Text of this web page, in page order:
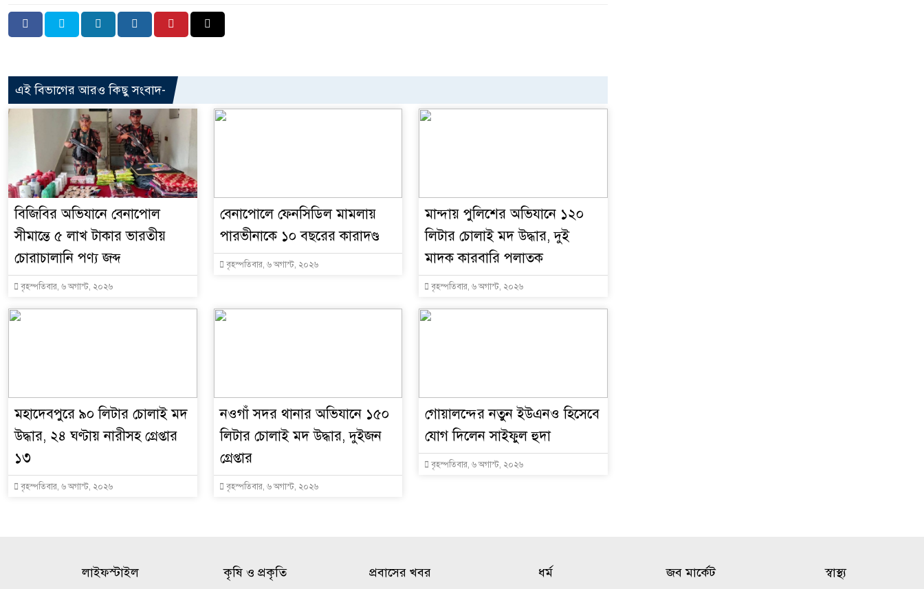
এই বিভাগের আরও কিছু সংবাদ-
বিজিবির অভিযানে বেনাপোল
সীমান্তে ৫ লাখ টাকার ভারতীয়
চোরাচালানি পণ্য জব্দ
বৃহস্পতিবার, ৬ অগাস্ট, ২০২৬
বেনাপোলে ফেনসিডিল মামলায়
পারভীনাকে ১০ বছরের কারাদণ্ড
বৃহস্পতিবার, ৬ অগাস্ট, ২০২৬
মান্দায় পুলিশের অভিযানে ১২০
লিটার চোলাই মদ উদ্ধার, দুই
মাদক কারবারি পলাতক
বৃহস্পতিবার, ৬ অগাস্ট, ২০২৬
মহাদেবপুরে ৯০ লিটার চোলাই মদ
উদ্ধার, ২৪ ঘণ্টায় নারীসহ গ্রেপ্তার
১৩
বৃহস্পতিবার, ৬ অগাস্ট, ২০২৬
নওগাঁ সদর থানার অভিযানে ১৫০
লিটার চোলাই মদ উদ্ধার, দুইজন
গ্রেপ্তার
বৃহস্পতিবার, ৬ অগাস্ট, ২০২৬
গোয়ালন্দের নতুন ইউএনও হিসেবে
যোগ দিলেন সাইফুল হুদা
বৃহস্পতিবার, ৬ অগাস্ট, ২০২৬
লাইফস্টাইল কৃষি ও প্রকৃতি প্রবাসের খবর ধর্ম জব মার্কেট স্বাস্থ্য